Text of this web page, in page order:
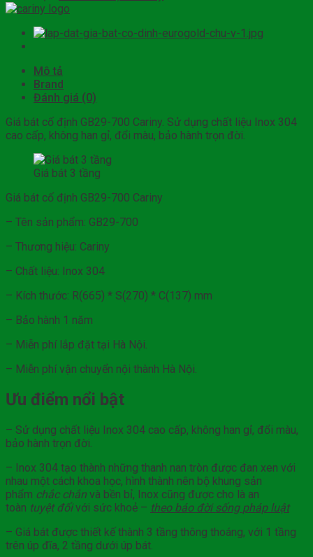
Mô tả
Brand
Đánh giá (0)
Giá bát cố định GB29-700 Cariny. Sử dụng chất liệu Inox 304
cao cấp, không han gỉ, đổi màu, bảo hành trọn đời.
Giá bát 3 tầng
Giá bát cố định GB29-700 Cariny
– Tên sản phẩm: GB29-700
– Thương hiệu: Cariny
– Chất liệu: Inox 304
– Kích thước: R(665) * S(270) * C(137) mm
– Bảo hành 1 năm
– Miễn phí lắp đặt tại Hà Nội.
– Miễn phí vận chuyển nội thành Hà Nội.
Ưu điểm nổi bật
– Sử dụng chất liệu Inox 304 cao cấp, không han gỉ, đổi màu,
bảo hành trọn đời.
– Inox 304 tạo thành những thanh nan tròn được đan xen với
nhau một cách khoa học, hình thành nên bộ khung sản
phẩm chắc chắn và bền bỉ, Inox cũng được cho là an
toàn tuyệt đốivới sức khoẻ – theo báo đời sống pháp luật
– Giá bát được thiết kế thành 3 tầng thông thoáng, với 1 tầng
trên úp đĩa, 2 tầng dưới úp bát.